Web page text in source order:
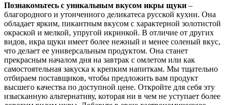
Познакомьтесь с уникальным вкусом икры щуки –
благородного и утонченного деликатеса русской кухни. Она
обладает ярким, пикантным вкусом с характерной золотистой
окраской и мелкой, упругой икринкой. В отличие от других
видов, икра щуки имеет более нежный и менее соленый вкус,
что делает ее универсальным продуктом. Она станет
прекрасным началом дня на завтрак с омлетом или как
самостоятельная закуска к крепким напиткам. Мы тщательно
отбираем поставщиков, чтобы предложить вам продукт
высшего качества по доступной цене. Откройте для себя эту
изысканную альтернативу, которая ни в чем не уступает более